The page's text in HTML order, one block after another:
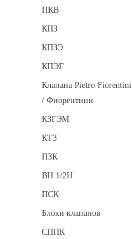
ПКВ
КПЗ
КПЗЭ
КПЭГ
Клапана Pietro Fiorentini
/ Фиорентини
КЗГЭМ
КТЗ
ПЗК
ВН 1/2Н
ПСК
Блоки клапанов
СППК